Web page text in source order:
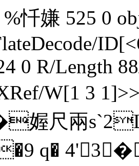
忏嫌 525 0
0 R/Length
W[1 3
媉尺兩
q� 4'3�